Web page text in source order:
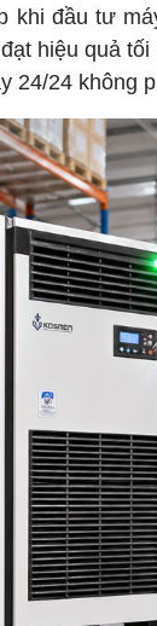
khi đầu tư
hiệu quả
24/24 không